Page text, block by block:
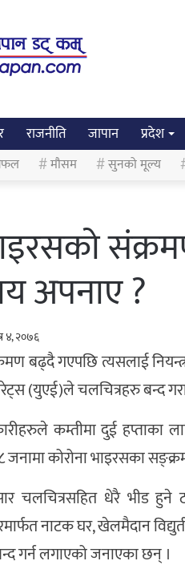
राजनीति जापान प्रदेश
मौसम सुनको मूल्य
अपनाए ?
४, २०७६
बढ्दै गएपछि त्यसलाई
(युएई)ले चलचित्रहरु बन्द
कम्तीमा दुई हप्ताका
कोरोना भाइरसका
चलचित्रसहित धेरै भीड हुने
नाटक घर, खेलमैदान
गर्न लगाएको जनाएका छन् ।